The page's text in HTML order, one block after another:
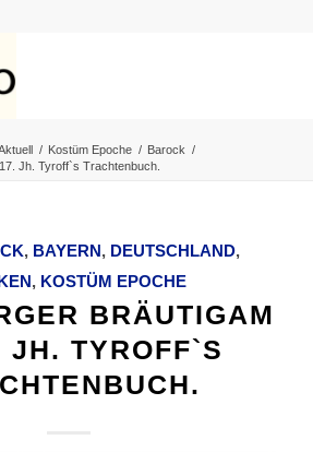
/ Kostüm Epoche / Barock /
Jh. Tyroff`s Trachtenbuch.
, BAYERN, DEUTSCHLAND,
, KOSTÜM EPOCHE
BRÄUTIGAM
JH. TYROFF`S